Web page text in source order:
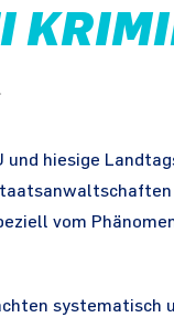
.
hiesige
vom
systematisch